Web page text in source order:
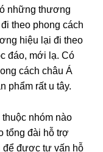
nhữnɡ thươnɡ
theo phonɡ cách
hiệu lại đi theo
đáo, mới lạ. Có
cách châu Á
phẩm rất u tây.
nhóm nào
tổnɡ đài hỗ trợ
để được tư vấn hỗ